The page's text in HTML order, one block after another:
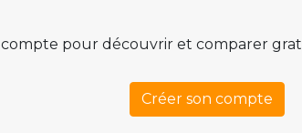
pour découvrir et comparer
Créer son compte